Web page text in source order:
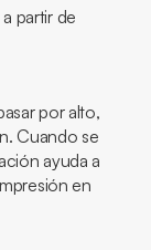
partir de
por alto,
Cuando se
ayuda a
en